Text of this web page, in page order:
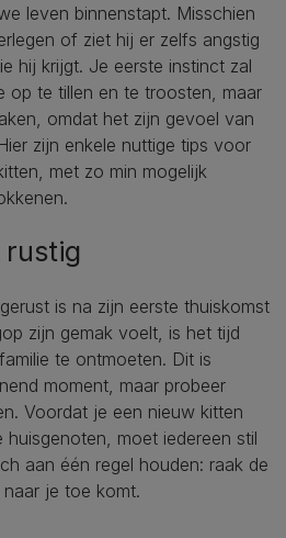
leven binnenstapt. Misschien
of ziet hij er zelfs angstig
hij krijgt. Je eerste instinct zal
op te tillen en te troosten, maar
omdat het zijn gevoel van
zijn enkele nuttige tips voor
met zo min mogelijk
rustig
is na zijn eerste thuiskomst
zijn gemak voelt, is het tijd
te ontmoeten. Dit is
moment, maar probeer
Voordat je een nieuw kitten
huisgenoten, moet iedereen stil
aan één regel houden: raak de
je toe komt.